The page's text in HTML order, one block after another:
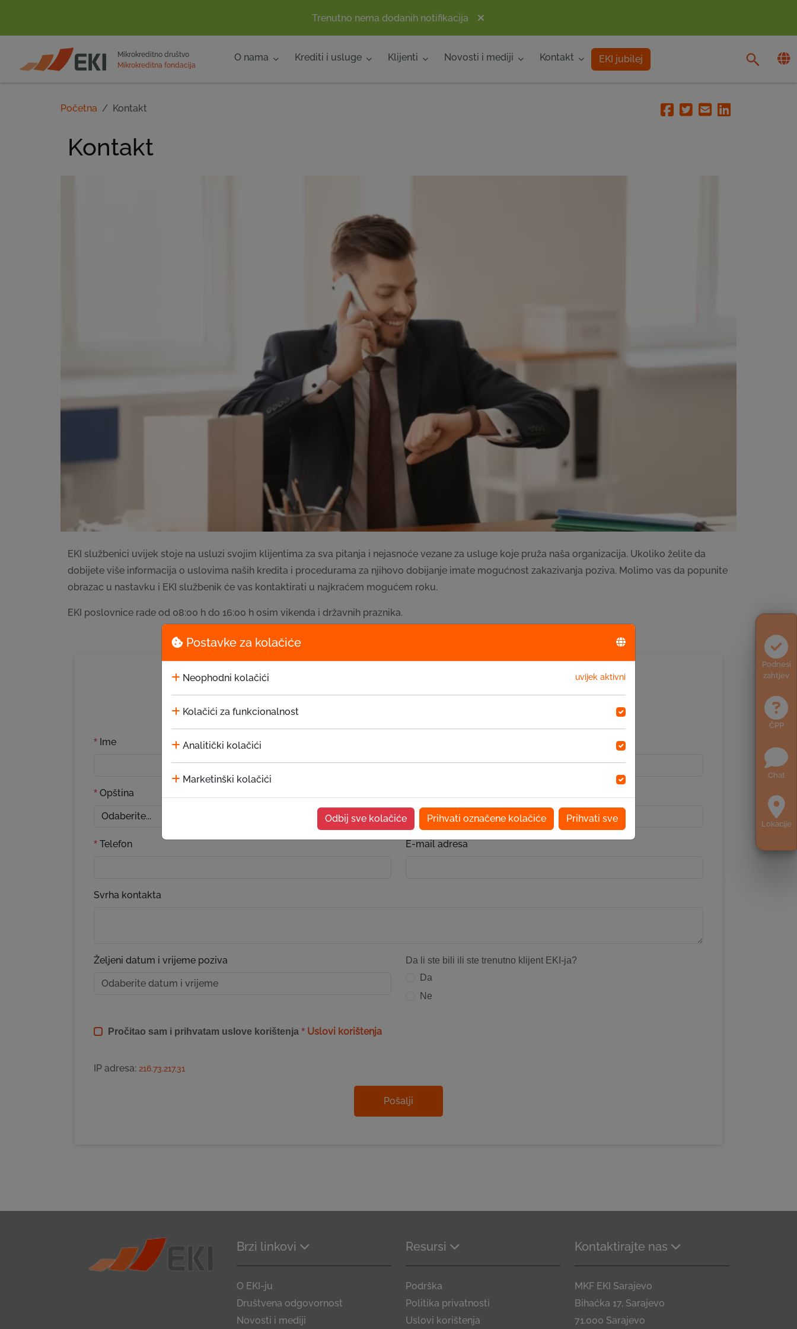
Trenutno nema dodanih notifikacija
POČETNA
Mikrokreditno društvo
Mikrokreditna fondacija
O nama Krediti i usluge Klijenti Novosti i mediji Kontakt EKI jubilej
Podnesi
zahtjev
ČPP
Chat
Lokacije
Postavke za kolačiće
Neophodni kolačići uvijek aktivni
Kolačići za funkcionalnost
Analitički kolačići
Marketinški kolačići
Odbij sve kolačiće Prihvati označene kolačiće Prihvati sve
Početna Kontakt Facebook
TwitterEmailLinkedin
Kontakt
EKI službenici uvijek stoje na usluzi svojim klijentima za sva pitanja i nejasnoće vezane za usluge koje pruža naša organizacija. Ukoliko želite da
dobijete više informacija o uslovima naših kredita i procedurama za njihovo dobijanje imate mogućnost zakazivanja poziva. Molimo vas da popunite
obrazac u nastavku i EKI službenik će vas kontaktirati u najkraćem mogućem roku.
EKI poslovnice rade od 08:00 h do 16:00 h osim vikenda i državnih praznika.
* Ime
* Opština
* Telefon E-mail adresa
Svrha kontakta
Željeni datum i vrijeme poziva
Da li ste bili ili ste trenutno klijent EKI-ja?
Da
Ne
Pročitao sam i prihvatam uslove korištenja * Uslovi korištenja
IP adresa: 216.73.217.31
Pošalji
Brzi linkovi
O EKI-ju
Društvena odgovornost
Novosti i mediji
Resursi
Podrška
Politika privatnosti
Uslovi korištenja
Kontaktirajte nas
MKF EKI Sarajevo
Bihaćka 17, Sarajevo
71.000 Sarajevo